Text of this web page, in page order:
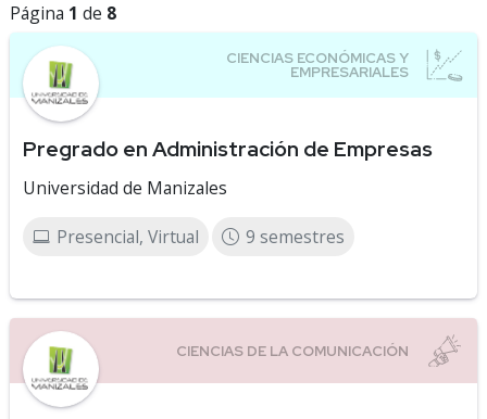
Página 1 de 8
Pregrado en Administración de Empresas
Universidad de Manizales
Presencial, Virtual 9 semestres